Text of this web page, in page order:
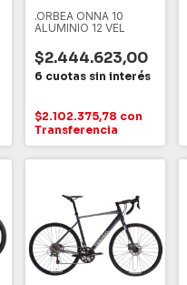
.ORBEA ONNA 10
ALUMINIO 12 VEL
$2.444.623,00
$2.102.375,78 con
Transferencia